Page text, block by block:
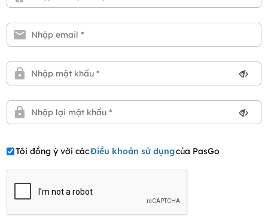
Tôi đồng ý với cácĐiều khoản sử dụngcủa PasGo